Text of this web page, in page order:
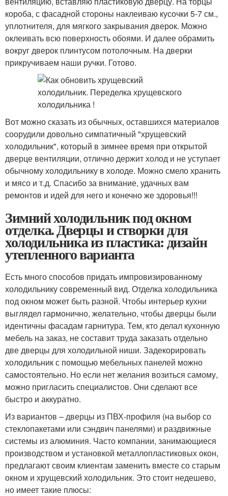
короба, с фасадной стороны наклеиваю кусочки 5-7 см.,
уплотнителя, для мягкого закрывания дверок. Можно
оклеивать всю поверхность обоями. И далее обрамить
вокруг дверок плинтусом потолочным. На дверки
прикручиваем наши ручки. Готово.
Вот можно сказать из обычных, оставшихся материалов
соорудили довольно симпатичный "хрущевский
холодильник", который в зимнее время при открытой
дверце вентиляции, отлично держит холод и не уступает
обычному холодильнику в холоде. Можно смело хранить
и мясо и т.д. Спасибо за внимание, удачных вам
ремонтов и идей для него и конечно же здоровья!!!
Зимний холодильник под окном
отделка. Дверцы и створки для
холодильника из пластика: дизайн
утепленного варианта
Есть много способов придать импровизированному
холодильнику современный вид. Отделка холодильника
под окном может быть разной. Чтобы интерьер кухни
выглядел гармонично, желательно, чтобы дверцы были
идентичны фасадам гарнитура. Тем, кто делал кухонную
мебель на заказ, не составит труда заказать отдельно
две дверцы для холодильной ниши. Задекорировать
холодильник с помощью мебельных панелей можно
самостоятельно. Но если нет желания возиться самому,
можно пригласить специалистов. Они сделают все
быстро и аккуратно.
Из вариантов – дверцы из ПВХ-профиля (на выбор со
стеклопакетами или сэндвич панелями) и раздвижные
системы из алюминия. Часто компании, занимающиеся
производством и установкой металлопластиковых окон,
предлагают своим клиентам заменить вместе со старым
окном и хрущевский холодильник. Это стоит недешево,
но имеет такие плюсы: